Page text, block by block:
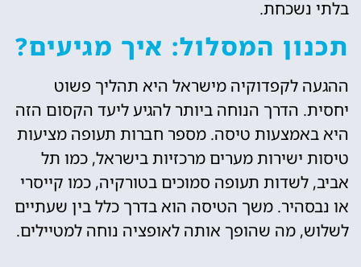
בלתי נשכחת.
תכנון המסלול: איך מגיעים?
ההגעה לקפדוקיה מישראל היא תהליך פשוט
יחסית. הדרך הנוחה ביותר להגיע ליעד הקסום הזה
היא באמצעות טיסה. מספר חברות תעופה מציעות
טיסות ישירות מערים מרכזיות בישראל, כמו תל
אביב, לשדות תעופה סמוכים בטורקיה, כמו קייסרי
או נבסהיר. משך הטיסה הוא בדרך כלל בין שעתיים
לשלוש, מה שהופך אותה לאופציה נוחה למטיילים.